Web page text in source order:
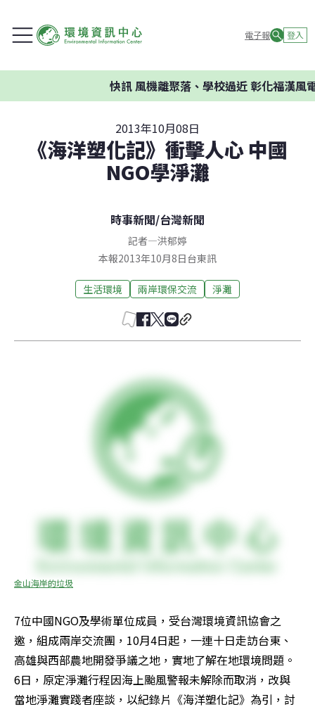
電子報 登入
快訊風機離聚落、學校過近 彰化福漢風電
2013年10月08日
《海洋塑化記》衝擊人心 中國
NGO學淨灘
時事新聞/台灣新聞
記者—洪郁婷
本報2013年10月8日台東訊
生活環境 兩岸環保交流 淨灘
金山海岸的垃圾
7位中國NGO及學術單位成員，受台灣環境資訊協會之
邀，組成兩岸交流團，10月4日起，一連十日走訪台東、
高雄與西部農地開發爭議之地，實地了解在地環境問題。
6日，原定淨灘行程因海上颱風警報未解除而取消，改與
當地淨灘實踐者座談，以紀錄片《海洋塑化記》為引，討